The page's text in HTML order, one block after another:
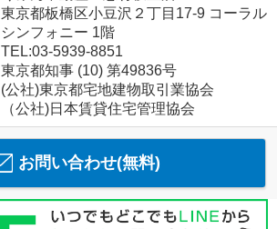
東京都板橋区小豆沢２丁目17-9 コーラル
シンフォニー 1階
TEL:03-5939-8851
東京都知事 (10) 第49836号
(公社)東京都宅地建物取引業協会
（公社)日本賃貸住宅管理協会
お問い合わせ(無料)